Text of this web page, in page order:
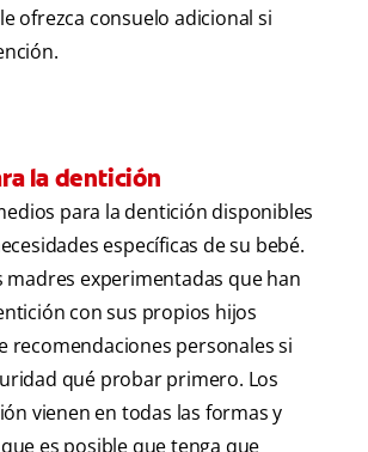
ofrezca consuelo adicional si
la dentición
para la dentición disponibles
específicas de su bebé.
madres experimentadas que han
con sus propios hijos
recomendaciones personales si
qué probar primero. Los
vienen en todas las formas y
es posible que tenga que